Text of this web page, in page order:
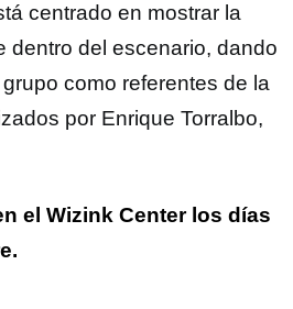
centrado en mostrar la
dentro del escenario, dando
como referentes de la
por Enrique Torralbo,
el Wizink Center los días